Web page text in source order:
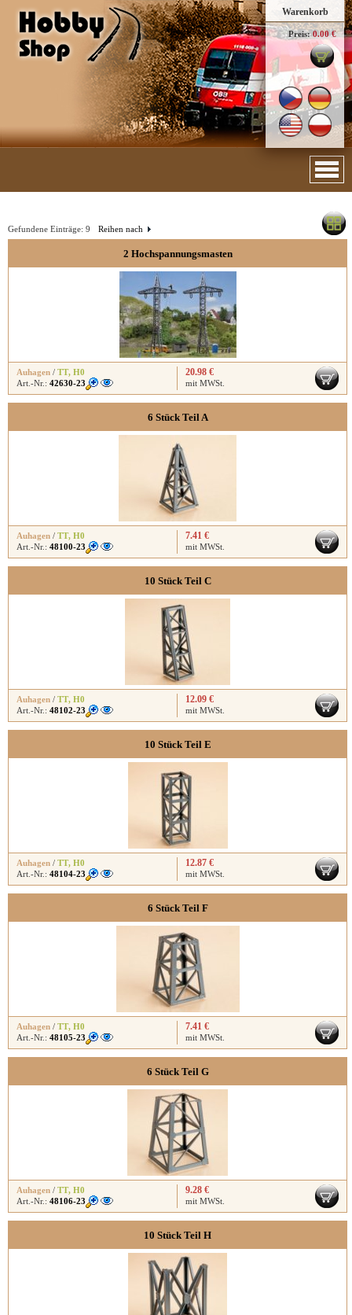
Warenkorb
Preis: 0.00 €
Reihen nach
Gefundene Einträge: 9
2 Hochspannungsmasten
Auhagen / TT, H0
Art.-Nr.: 42630-23
20.98 €
mit MWSt.
6 Stück Teil A
Auhagen / TT, H0
Art.-Nr.: 48100-23
7.41 €
mit MWSt.
10 Stück Teil C
Auhagen / TT, H0
Art.-Nr.: 48102-23
12.09 €
mit MWSt.
10 Stück Teil E
Auhagen / TT, H0
Art.-Nr.: 48104-23
12.87 €
mit MWSt.
6 Stück Teil F
Auhagen / TT, H0
Art.-Nr.: 48105-23
7.41 €
mit MWSt.
6 Stück Teil G
Auhagen / TT, H0
Art.-Nr.: 48106-23
9.28 €
mit MWSt.
10 Stück Teil H